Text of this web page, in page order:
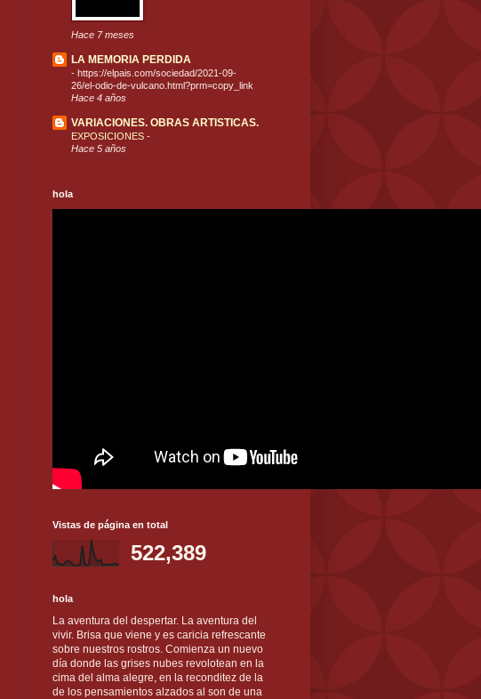
Hace 7 meses
LA MEMORIA PERDIDA
- https://elpais.com/sociedad/2021-09-
26/el-odio-de-vulcano.html?prm=copy_link
Hace 4 años
VARIACIONES. OBRAS ARTISTICAS.
EXPOSICIONES -
Hace 5 años
hola
Vistas de página en total
522,389
hola
La aventura del despertar. La aventura del
vivir. Brisa que viene y es caricia refrescante
sobre nuestros rostros. Comienza un nuevo
día donde las grises nubes revolotean en la
cima del alma alegre, en la reconditez de la
de los pensamientos alzados al son de una